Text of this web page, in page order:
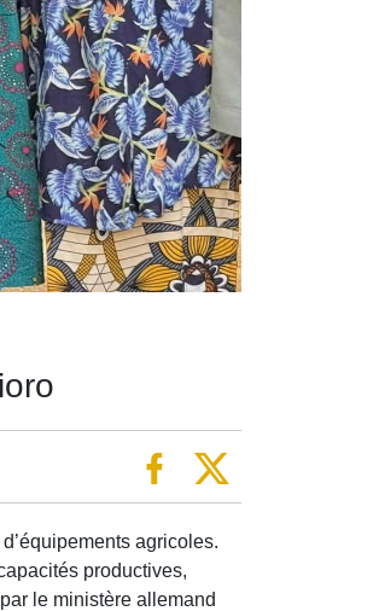
agricoles.
productives,
le ministère allemand